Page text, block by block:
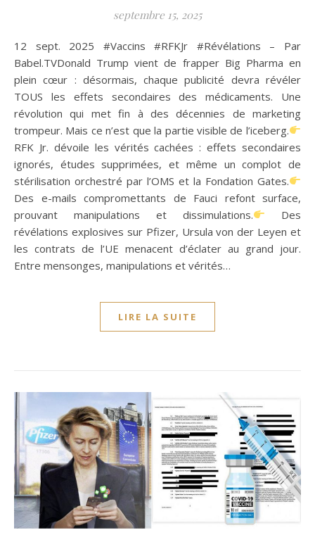
septembre 15, 2025
12 sept. 2025 #Vaccins #RFKJr #Révélations – Par
Babel.TVDonald Trump vient de frapper Big Pharma en
plein cœur : désormais, chaque publicité devra révéler
TOUS les effets secondaires des médicaments. Une
révolution qui met fin à des décennies de marketing
trompeur. Mais ce n’est que la partie visible de l’iceberg.
RFK Jr. dévoile les vérités cachées : effets secondaires
ignorés, études supprimées, et même un complot de
stérilisation orchestré par l’OMS et la Fondation Gates.
Des e-mails compromettants de Fauci refont surface,
prouvant manipulations et dissimulations.
Des
révélations explosives sur Pfizer, Ursula von der Leyen et
les contrats de l’UE menacent d’éclater au grand jour.
Entre mensonges, manipulations et vérités…
LIRE LA SUITE